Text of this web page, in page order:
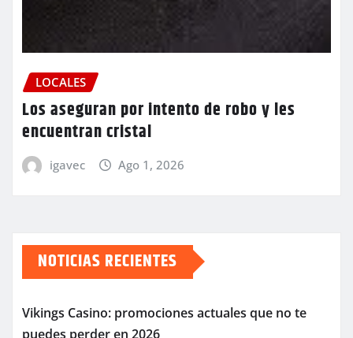
LOCALES
Los aseguran por intento de robo y les
encuentran cristal
igavec Ago 1, 2026
NOTICIAS RECIENTES
Vikings Casino: promociones actuales que no te
puedes perder en 2026